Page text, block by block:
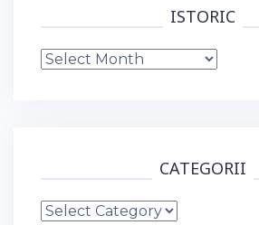
ISTORIC
Istoric
CATEGORII
Categorii